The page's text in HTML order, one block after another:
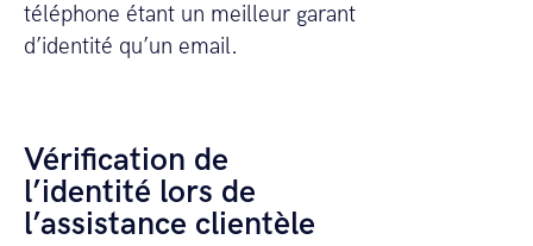
téléphone étant un meilleur garant
d’identité qu’un email.
Vérification de
l’identité lors de
l’assistance clientèle